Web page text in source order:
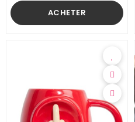
ACHETER